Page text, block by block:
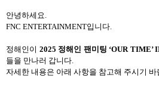
안녕하세요.
FNC ENTERTAINMENT입니다.
정해인이 2025 정해인 팬미팅 ‘OUR
들을 만나러 갑니다.
자세한 내용은 아래 사항을 참고해 주시기 바